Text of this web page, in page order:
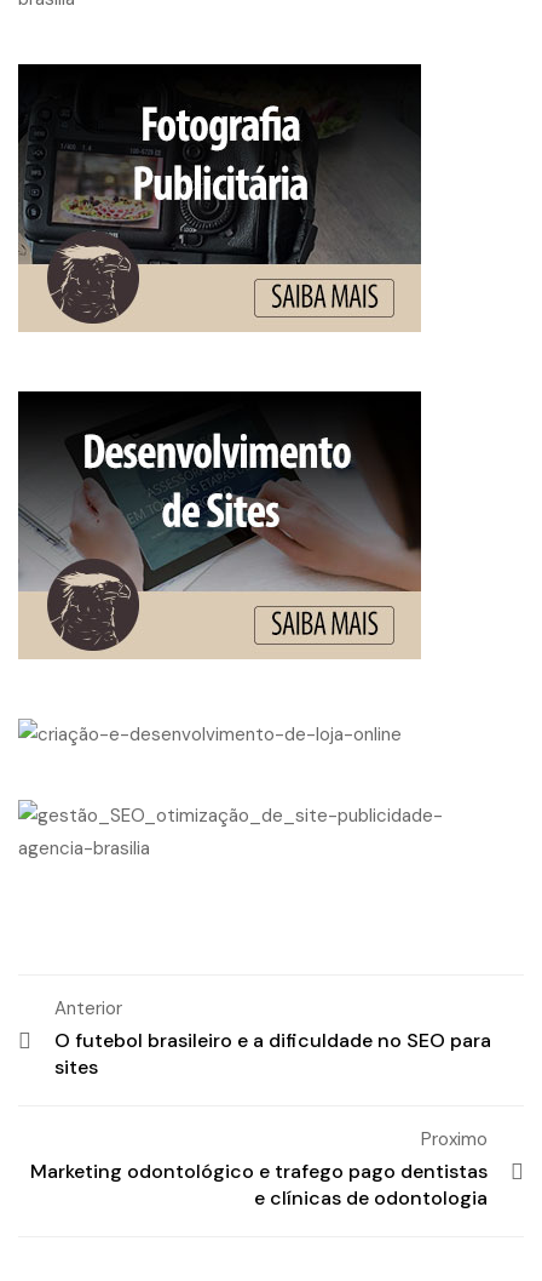
Anterior
O futebol brasileiro e a dificuldade no SEO para
sites
Proximo
Marketing odontológico e trafego pago dentistas
e clínicas de odontologia